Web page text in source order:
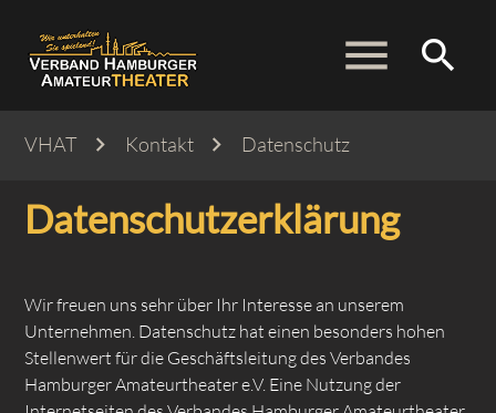
menu search
VHAT Kontakt Datenschutz
Datenschutz­erklärung
Wir freuen uns sehr über Ihr Interesse an unserem
Unternehmen. Datenschutz hat einen besonders hohen
Stellenwert für die Geschäftsleitung des Verbandes
Hamburger Amateurtheater e.V. Eine Nutzung der